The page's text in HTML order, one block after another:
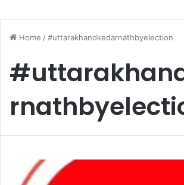
Home /#uttarakhandkedarnathbyelection